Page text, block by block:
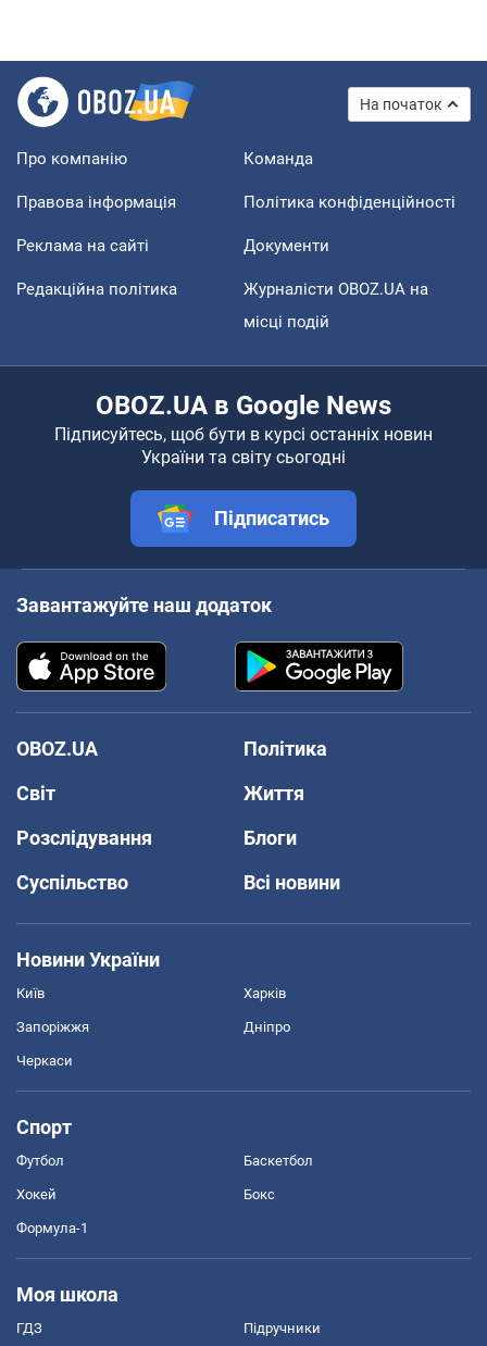
На початок
Про компанію Команда
Правова інформація Політика конфіденційності
Реклама на сайті Документи
Редакційна політика
Журналісти OBOZ.UA на
місці подій
OBOZ.UA в Google News
Підписуйтесь, щоб бути в курсі останніх новин
України та світу сьогодні
Підписатись
Завантажуйте наш додаток
OBOZ.UA
Політика
Світ
Життя
Розслідування
Блоги
Суспільство
Всі новини
Новини України
Київ Харків
Запоріжжя Дніпро
Черкаси
Спорт
Футбол Баскетбол
Хокей Бокс
Формула-1
Моя школа
ГДЗ Підручники